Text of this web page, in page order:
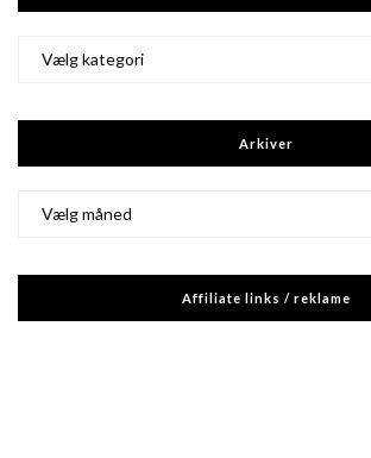
Arkiver
Affiliate links / reklame